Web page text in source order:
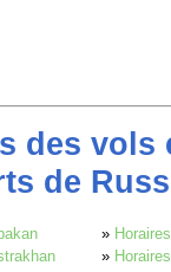
des vols
de
»
»